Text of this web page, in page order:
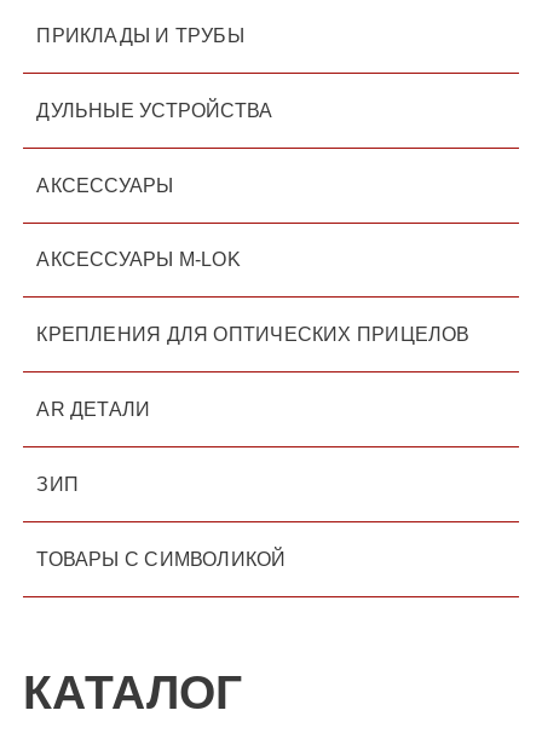
ПРИКЛАДЫ И ТРУБЫ
ДУЛЬНЫЕ УСТРОЙСТВА
АКСЕССУАРЫ
АКСЕССУАРЫ M-LOK
КРЕПЛЕНИЯ ДЛЯ ОПТИЧЕСКИХ ПРИЦЕЛОВ
AR ДЕТАЛИ
ЗИП
ТОВАРЫ С СИМВОЛИКОЙ
КАТАЛОГ